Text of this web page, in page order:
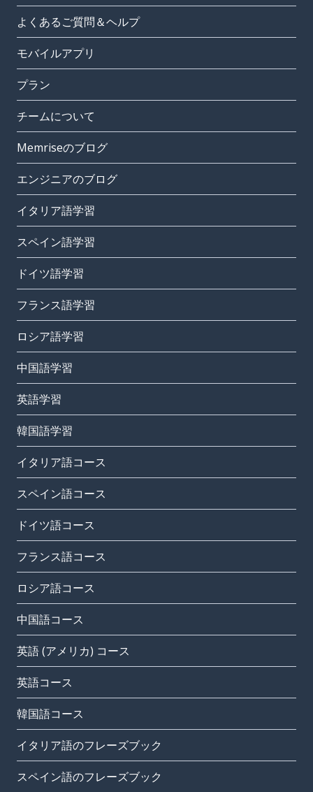
よくあるご質問＆ヘルプ
モバイルアプリ
プラン
チームについて
Memriseのブログ
エンジニアのブログ
イタリア語学習
スペイン語学習
ドイツ語学習
フランス語学習
ロシア語学習
中国語学習
英語学習
韓国語学習
イタリア語コース
スペイン語コース
ドイツ語コース
フランス語コース
ロシア語コース
中国語コース
英語 (アメリカ) コース
英語コース
韓国語コース
イタリア語のフレーズブック
スペイン語のフレーズブック